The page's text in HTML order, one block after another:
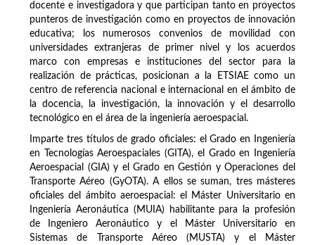
docente e investigadora y que participan tanto en proyectos
punteros de investigación como en proyectos de innovación
educativa; los numerosos convenios de movilidad con
universidades extranjeras de primer nivel y los acuerdos
marco con empresas e instituciones del sector para la
realización de prácticas, posicionan a la ETSIAE como un
centro de referencia nacional e internacional en el ámbito de
la docencia, la investigación, la innovación y el desarrollo
tecnológico en el área de la ingeniería aeroespacial.
Imparte tres títulos de grado oficiales: el Grado en Ingeniería
en Tecnologías Aeroespaciales (GITA), el Grado en Ingeniería
Aeroespacial (GIA) y el Grado en Gestión y Operaciones del
Transporte Aéreo (GyOTA). A ellos se suman, tres másteres
oficiales del ámbito aeroespacial: el Máster Universitario en
Ingeniería Aeronáutica (MUIA) habilitante para la profesión
de Ingeniero Aeronáutico y el Máster Universitario en
Sistemas de Transporte Aéreo (MUSTA) y el Máster